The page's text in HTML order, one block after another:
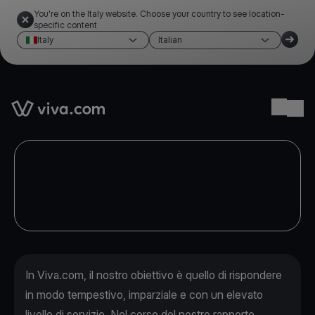
You're on the Italy website. Choose your country to see location-
specific content
Italy
Italian
Link to the homepage
In Viva.com, il nostro obiettivo è quello di rispondere
in modo tempestivo, imparziale e con un elevato